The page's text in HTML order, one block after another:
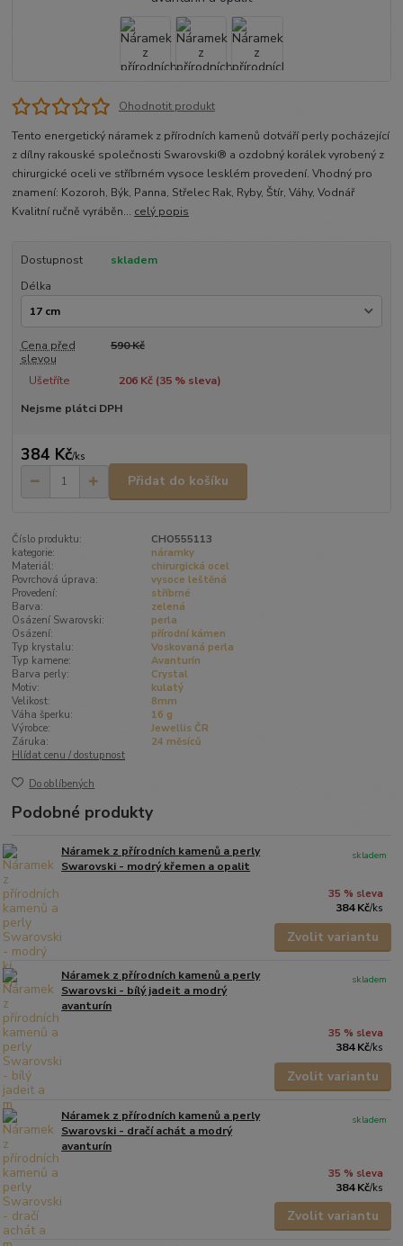
Ohodnotit produkt
Tento energetický náramek z přírodních kamenů dotváří perly pocházející
z dílny rakouské společnosti Swarovski® a ozdobný korálek vyrobený z
chirurgické oceli ve stříbrném vysoce lesklém provedení. Vhodný pro
znamení: Kozoroh, Býk, Panna, Střelec Rak, Ryby, Štír, Váhy, Vodnář
Kvalitní ručně vyráběn... celý popis
Dostupnost
skladem
Délka
Cena před
slevou
590 Kč
Ušetříte 206 Kč (35% sleva)
Nejsme plátci DPH
384 Kč/ks
Přidat do košíku
Číslo produktu:
CHO555113
kategorie:
náramky
Materiál:
chirurgická ocel
Povrchová úprava:
vysoce leštěná
Provedení:
stříbrné
Barva:
zelená
Osázení Swarovski:
perla
Osázení:
přírodní kámen
Typ krystalu:
Voskovaná perla
Typ kamene:
Avanturín
Barva perly:
Crystal
Motiv:
kulatý
Velikost:
8mm
Váha šperku:
16 g
Výrobce:
Jewellis ČR
Záruka:
24 měsíců
Hlídat cenu / dostupnost
Do oblíbených
Podobné produkty
Náramek z přírodních kamenů a perly
Swarovski - modrý křemen a opalit
35 % sleva
384 Kč/ks
skladem
Zvolit variantu
Náramek z přírodních kamenů a perly
Swarovski - bílý jadeit a modrý
avanturín
35 % sleva
384 Kč/ks
skladem
Zvolit variantu
Náramek z přírodních kamenů a perly
Swarovski - dračí achát a modrý
avanturín
35 % sleva
384 Kč/ks
skladem
Zvolit variantu